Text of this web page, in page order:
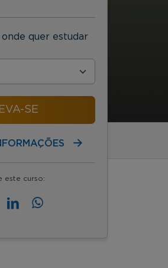
onde quer estudar
SE
este curso: